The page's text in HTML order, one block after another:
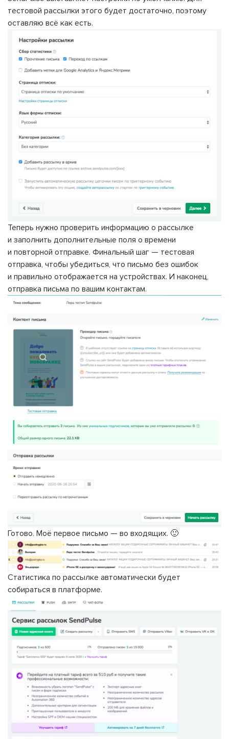
тестовой рассылки этого будет достаточно, поэтому
оставляю всё как есть.
Теперь нужно проверить информацию о рассылке
и заполнить дополнительные поля о времени
и повторной отправке. Финальный шаг — тестовая
отправка, чтобы убедиться, что письмо без ошибок
и правильно отображается на устройствах. И наконец,
отправка письма по вашим контактам.
Готово. Моё первое письмо — во входящих. 🙂
Статистика по рассылке автоматически будет
собираться в платформе.